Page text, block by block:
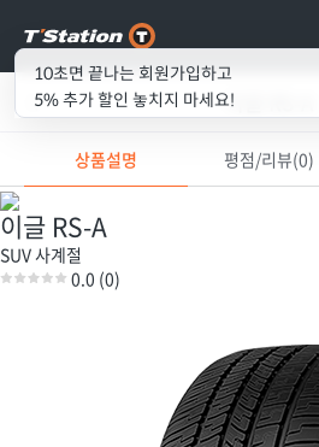
10초면 끝나는 회원가입하고
5% 추가 할인 놓치지 마세요!이글 RS-A
상품설명 평점/리뷰(0)
이글 RS-A
SUV사계절
0.0 (0)